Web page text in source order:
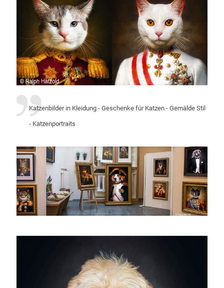
Katzenbilder in Kleidung - Geschenke für Katzen - Gemälde Stil
- Katzenportraits